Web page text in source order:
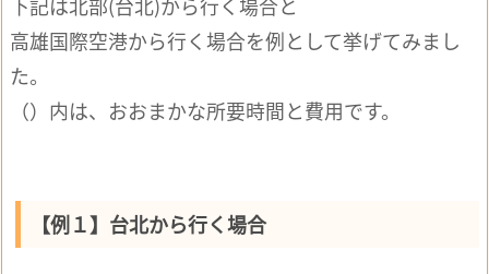
高雄国際空港から行く場合を例として挙げてみまし
た。
（）内は、おおまかな所要時間と費用です。
【例１】台北から行く場合